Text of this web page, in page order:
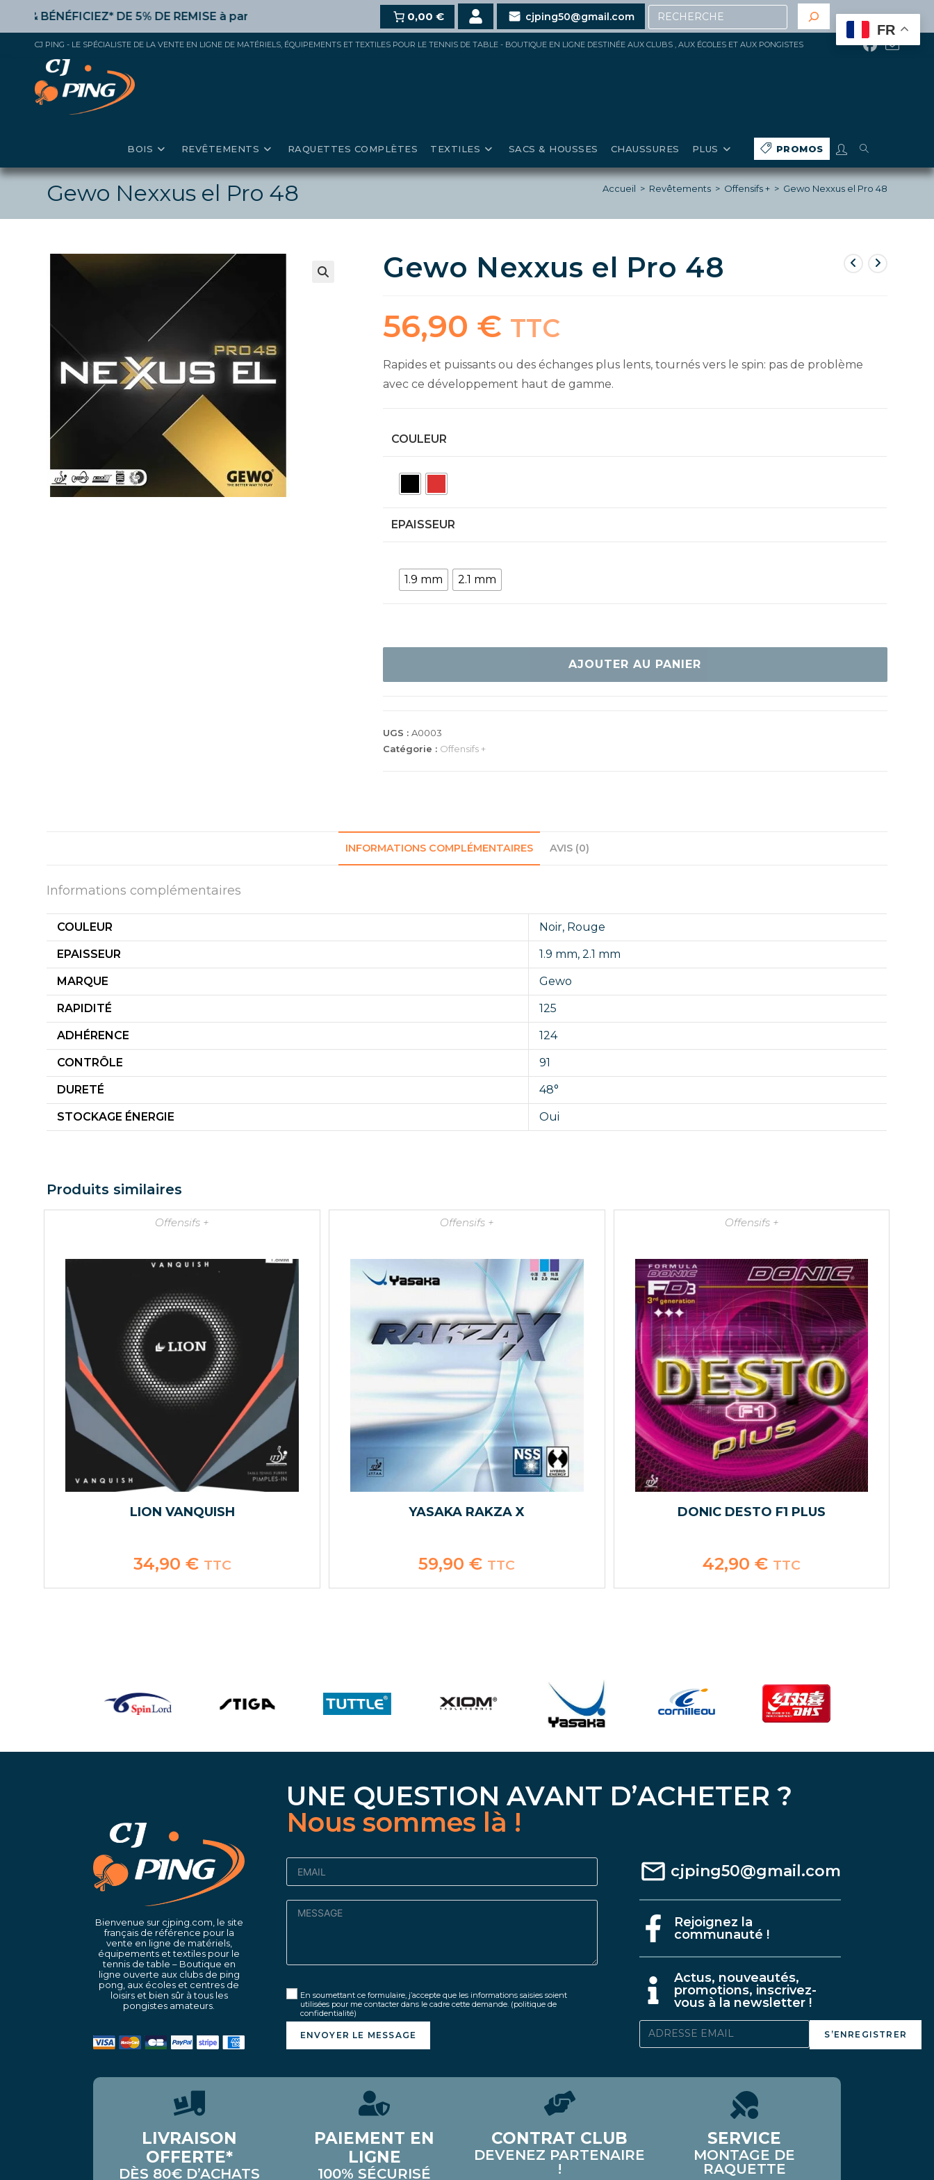
content
BÉNÉFICIEZ* DE 5% DE REMISEà partir de 50€ d’achat, dès 100€, 15%pour 150€ et jusqu’à20%au-delà de 200€ d’achat(hors gros matériels, réduction,
0,00 € cjping50@gmail.com Recherche
CJ PING - LE SPÉCIALISTE DE LA VENTE EN LIGNE DE MATÉRIELS, ÉQUIPEMENTS ET TEXTILES POUR LE TENNIS DE TABLE - BOUTIQUE EN LIGNE DESTINÉE AUX CLUBS , AUX ÉCOLES ET AUX PONGISTES
BOIS REVÊTEMENTS RAQUETTES COMPLÈTES TEXTILES SACS & HOUSSES CHAUSSURES PLUS PROMOS
TOGGLE
WEBSITE
SEARCH
Gewo Nexxus el Pro 48 Accueil > Revêtements > Offensifs + > Gewo Nexxus el Pro 48
Gewo Nexxus el Pro 48
56,90 € TTC
Rapides et puissants ou des échanges plus lents, tournés vers le spin: pas de problème
avec ce développement haut de gamme.
COULEUR
EPAISSEUR
1.9 mm 2.1 mm
quantité
Gewo
Pro
48
AJOUTER AU PANIER
UGS :A0003
Catégorie : Offensifs +
INFORMATIONS COMPLÉMENTAIRES AVIS (0)
Informations complémentaires
COULEUR Noir, Rouge
EPAISSEUR 1.9 mm,2.1 mm
MARQUE Gewo
RAPIDITÉ 125
ADHÉRENCE 124
CONTRÔLE 91
DURETÉ 48°
STOCKAGE ÉNERGIE Oui
Produits similaires
Offensifs +
LION VANQUISH
34,90 € TTC
Offensifs +
YASAKA RAKZA X
59,90€ TTC
Offensifs +
DONIC DESTO F1 PLUS
42,90€ TTC
Bienvenue sur cjping.com, le site
français de référence pour la
vente en ligne de matériels,
équipements et textiles pour le
tennis de table – Boutique en
ligne ouverte aux clubs de ping
pong, aux écoles et centres de
loisirs et bien sûr à tous les
pongistes amateurs.
UNE QUESTION AVANT D’ACHETER ?
Nous sommes là !
En soumettant ce formulaire, j’accepte que les informations saisies soient
utilisées pour me contacter dans le cadre cette demande. (politique de
confidentialité)
ENVOYER LE MESSAGE
cjping50@gmail.com
Rejoignez la
communauté !
Actus, nouveautés,
promotions, inscrivez-
vous à la newsletter !
S’ENREGISTRER
LIVRAISON
OFFERTE*
DÈS 80€ D’ACHATS
PAIEMENT EN
LIGNE
100% SÉCURISÉ
CONTRAT CLUB
DEVENEZ PARTENAIRE
!
SERVICE
MONTAGE DE
RAQUETTE
FR